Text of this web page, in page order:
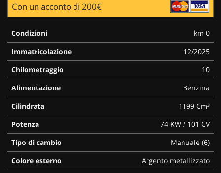
Con un acconto di 200€
Condizioni
km 0
Immatricolazione
12/2025
Chilometraggio
10
Alimentazione
Benzina
Cilindrata
1199 Cm³
Potenza
74 KW / 101 CV
Tipo di cambio
Manuale (6)
Colore esterno
Argento metallizzato